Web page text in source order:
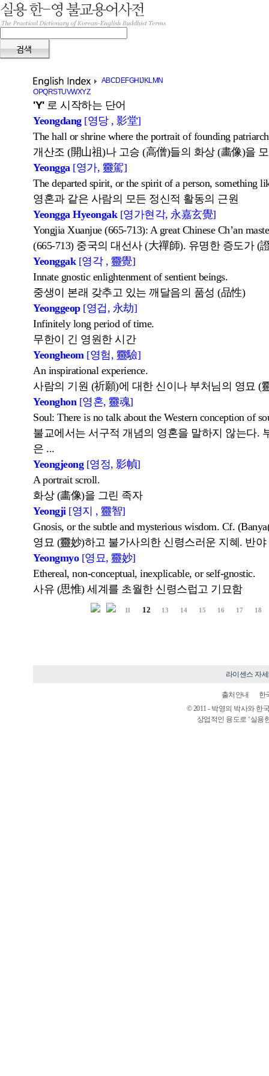
ABCD EFGH IJKLM N
OPQRSTUVWXYZ
'Y'로 시작하는 단어
Yeongdang[영당 , 影堂]
The hall or shrine where the portrait of founding
개산조 (開山祖)나 고승 (高僧)들의 화상 (畵像)을
Yeongga [영가, 靈駕]
The departed spirit, or the spirit of a person, something
영혼과 같은 사람의 모든 정신적 활동의 근원
Yeongga Hyeongak[영가현각, 永嘉玄覺]
Yongjia Xuanjue (665-713): A great Chinese Ch’an
(665-713) 중국의 대선사 (大禪師). 유명한 증도가 (
Yeonggak[영각 , 靈覺]
Innate gnostic enlightenment of sentient beings.
중생이 본래 갖추고 있는 깨달음의 품성 (品性)
Yeonggeop[영겁, 永劫]
Infinitely long period of time.
무한이 긴 영원한 시간
Yeongheom [영험, 靈驗]
An inspirational experience.
사람의 기원 (祈願)에 대한 신이나 부처님의 영묘 (
Yeonghon [영혼, 靈魂]
Soul: There is no talk about the Western conception of
불교에서는 서구적 개념의 영혼을 말하지 않는다.
은 ...
Yeongjeong[영정, 影幀]
A portrait scroll.
화상 (畵像)을 그린 족자
Yeongji [영지 , 靈智]
Gnosis, or the subtle and mysterious wisdom. Cf.
영묘 (靈妙)하고 불가사의한 신령스러운 지혜. 반
Yeongmyo[영묘, 靈妙]
Ethereal, non-conceptual, inexplicable, or self-gnostic.
사유 (思惟) 세계를 초월한 신령스럽고 기묘함
11 12 13 14 15 16 17 18
라이센스 자
출처안내
한
© 2011 - 박영의 박사와 한
상업적인 용도로 ‘실용